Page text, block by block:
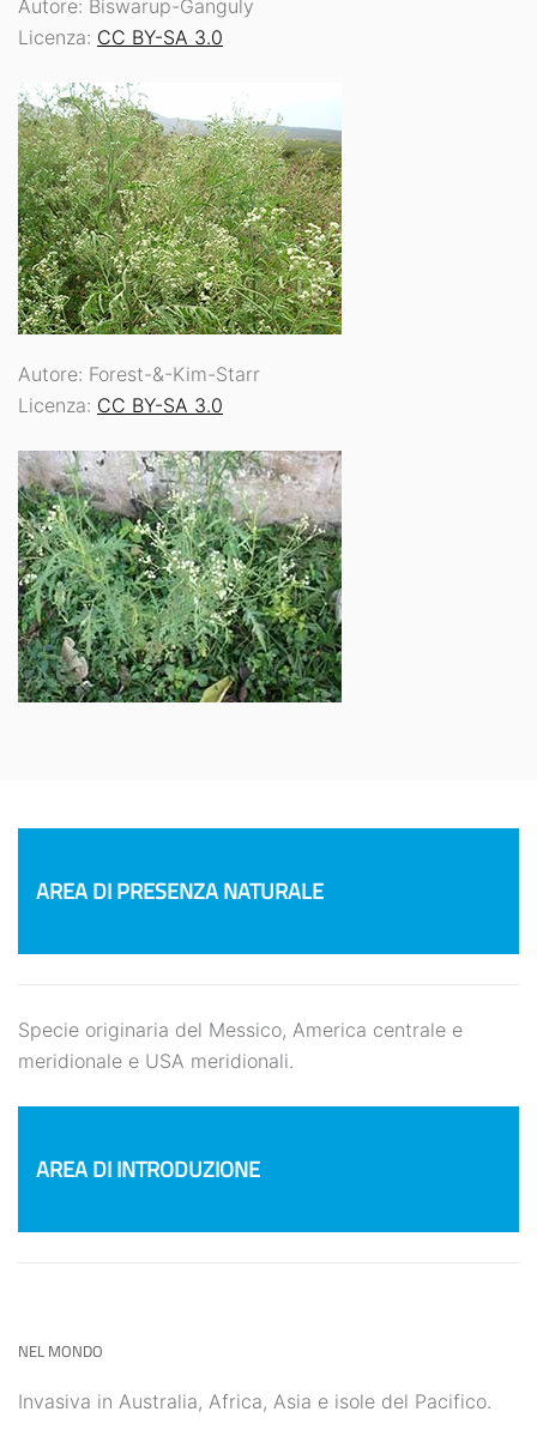
Autore: Biswarup-Ganguly
Licenza: CC BY-SA 3.0
Autore: Forest-&-Kim-Starr
Licenza: CC BY-SA 3.0
AREA DI PRESENZA NATURALE
Specie originaria del Messico, America centrale e
meridionale e USA meridionali.
AREA DI INTRODUZIONE
NEL MONDO
Invasiva in Australia, Africa, Asia e isole del Pacifico.